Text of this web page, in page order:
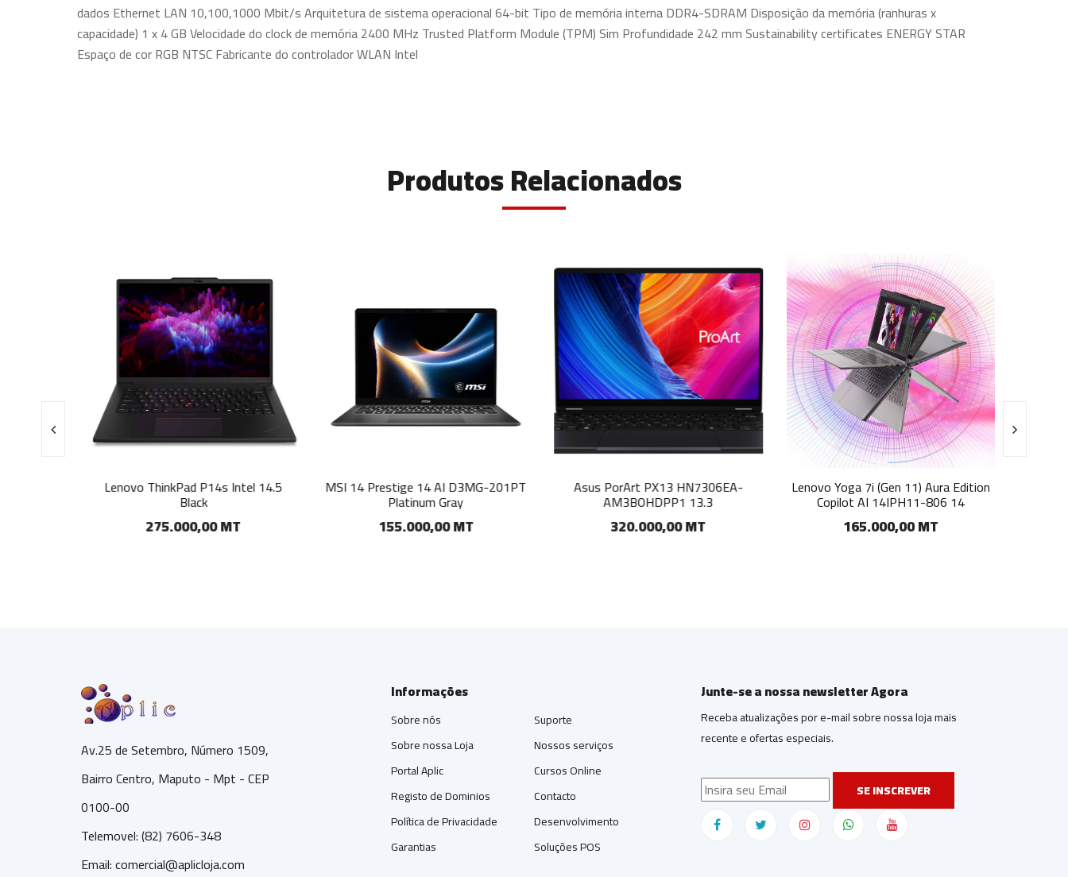
dados Ethernet LAN 10,100,1000 Mbit/s Arquitetura de sistema operacional 64-bit Tipo de memória interna DDR4-SDRAM Disposição da memória (ranhuras x
capacidade) 1 x 4 GB Velocidade do clock de memória 2400 MHz Trusted Platform Module (TPM) Sim Profundidade 242 mm Sustainability certificates ENERGY STAR
Espaço de cor RGB NTSC Fabricante do controlador WLAN Intel
Produtos Relacionados
Lenovo ThinkPad P14s Intel 14.5
Black
275.000,00 MT
MSI 14 Prestige 14 AI D3MG-201PT
Platinum Gray
155.000,00 MT
Asus PorArt PX13 HN7306EA-
AM3BOHDPP1 13.3
320.000,00 MT
Lenovo Yoga 7i (Gen 11) Aura Edition
Copilot AI 14IPH11-806 14
165.000,00 MT
Av.25 de Setembro, Número 1509,
Bairro Centro, Maputo - Mpt - CEP
0100-00
Telemovel: (82) 7606-348
Email:comercial@aplicloja.com
Informações
Sobre nós
Sobre nossa Loja
Portal Aplic
Registo de Dominios
Política de Privacidade
Garantias
Suporte
Nossos serviços
Cursos Online
Contacto
Desenvolvimento
Soluções POS
Junte-se a nossa newsletter Agora
Receba atualizações por e-mail sobre nossa loja mais
recente e ofertas especiais.
SE INSCREVER